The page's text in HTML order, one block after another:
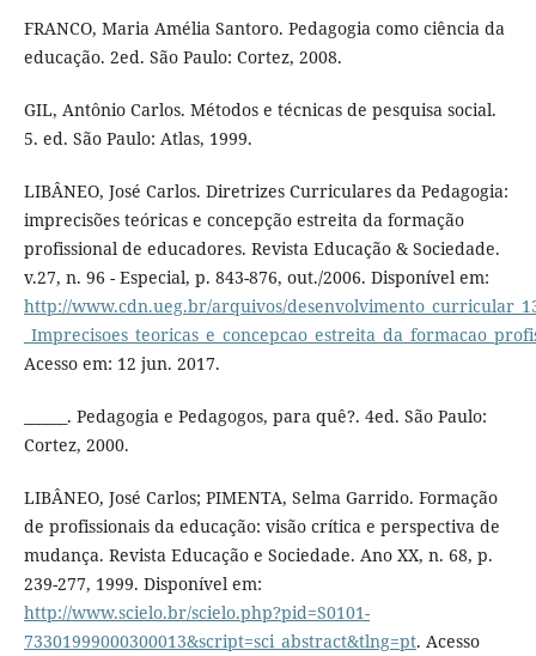
FRANCO, Maria Amélia Santoro. Pedagogia como ciência da
educação. 2ed. São Paulo: Cortez, 2008.
GIL, Antônio Carlos. Métodos e técnicas de pesquisa social.
5. ed. São Paulo: Atlas, 1999.
LIBÂNEO, José Carlos. Diretrizes Curriculares da Pedagogia:
imprecisões teóricas e concepção estreita da formação
profissional de educadores. Revista Educação & Sociedade.
v.27, n. 96 - Especial, p. 843-876, out./2006. Disponível em:
http://www.cdn.ueg.br/arquivos/
Acesso em: 12 jun. 2017.
______. Pedagogia e Pedagogos, para quê?. 4ed. São Paulo:
Cortez, 2000.
LIBÂNEO, José Carlos; PIMENTA, Selma Garrido. Formação
de profissionais da educação: visão crítica e perspectiva de
mudança. Revista Educação e Sociedade. Ano XX, n. 68, p.
239-277, 1999. Disponível em:
http://www.scielo.br/scielo.php?pid=S0101-
73301999000300013&script=sci_abstract&tlng=pt. Acesso